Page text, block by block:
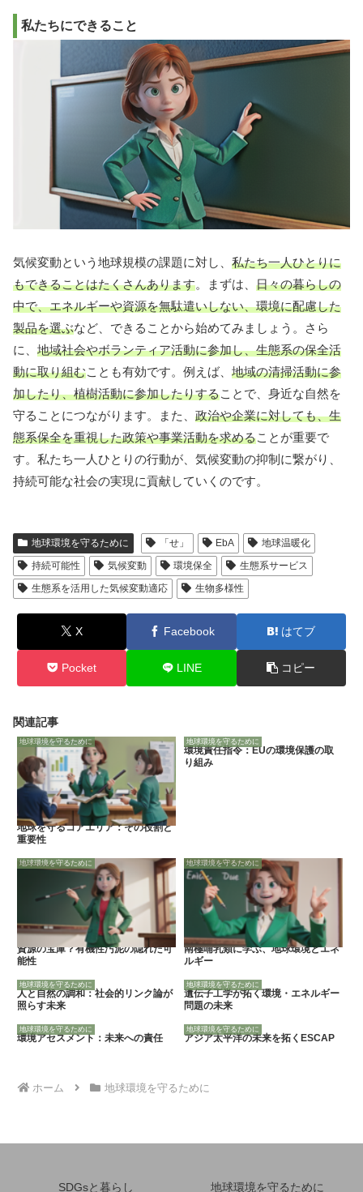
私たちにできること
気候変動という地球規模の課題に対し、 私たち一人ひとりに
もできることはたくさんあります。まずは、 日々の暮らしの
中で、エネルギーや資源を無駄遣いしない、環境に配慮した
製品を選ぶなど、できることから始めてみましょう。さら
に、 地域社会やボランティア活動に参加し、生態系の保全活
動に取り組むことも有効です。例えば、 地域の清掃活動に参
加したり、植樹活動に参加したりすることで、身近な自然を
守ることにつながります。また、 政治や企業に対しても、生
態系保全を重視した政策や事業活動を求めることが重要で
す。私たち一人ひとりの行動が、気候変動の抑制に繋がり、
持続可能な社会の実現に貢献していくのです。
地球環境を守るために 「せ」 EbA
地球温暖化
持続可能性
気候変動 環境保全
生態系サービス
生態系を活用した気候変動適応
生物多様性
X Facebook はてブ
Pocket LINE コピー
関連記事
地球環境を守るために
地球を守るコアエリア：その役割と
重要性
地球環境を守るために
環境責任指令：EUの環境保護の取
り組み
地球環境を守るために
資源の宝庫？有機性汚泥の隠れた可
能性
地球環境を守るために
南極哺乳類に学ぶ、地球環境とエネ
ルギー
地球環境を守るために
人と自然の調和：社会的リンク論が
照らす未来
地球環境を守るために
遺伝子工学が拓く環境・エネルギー
問題の未来
地球環境を守るために
環境アセスメント：未来への責任
地球環境を守るために
アジア太平洋の未来を拓くESCAP
ホーム 地球環境を守るために
SDGsと暮らし 地球環境を守るために